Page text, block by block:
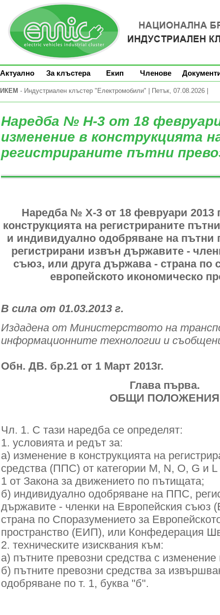
Актуално За клъстера Екип Членове
ИКЕМ - Индустриален клъстер "Електромобили" | Петък, 07.08.2026 |
Наредба № Н-3 от 18 февруари
изменение в конструкцията
регистрираните пътни
Наредба № Х-3 от 18 февруари 2013
конструкцията на регистрираните
и индивидуално одобряване на пътни
регистрирани извън държавите -
съюз, или друга държава - страна по
европейското икономическо
В сила от 01.03.2013 г.
Издадена от Министерството на
информационните технологии и
Обн. ДВ. бр.21 от 1 Март 2013г.
Глава първа.
ОБЩИ ПОЛОЖЕНИЯ
Чл. 1. С тази наредба се определят:
1. условията и редът за:
а) изменение в конструкцията на
средства (ППС) от категории M, N, O, G и
1 от Закона за движението по пътищата;
б) индивидуално одобряване на ППС,
държавите - членки на Европейския съюз
страна по Споразумението за
пространство (ЕИП), или Конфедерация
2. техническите изисквания към:
а) пътните превозни средства с изменение
б) пътните превозни средства за
одобряване по т. 1, буква "б".